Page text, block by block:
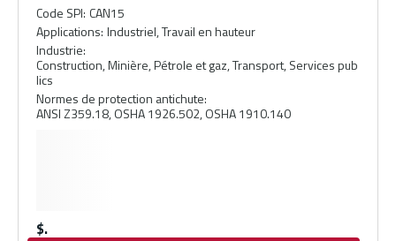
Code SPI: CAN15
Applications: Industriel, Travail en hauteur
Industrie:
Construction, Minière, Pétrole et gaz, Transport, Services pub
lics
Normes de protection antichute:
ANSI Z359.18, OSHA 1926.502, OSHA 1910.140
$